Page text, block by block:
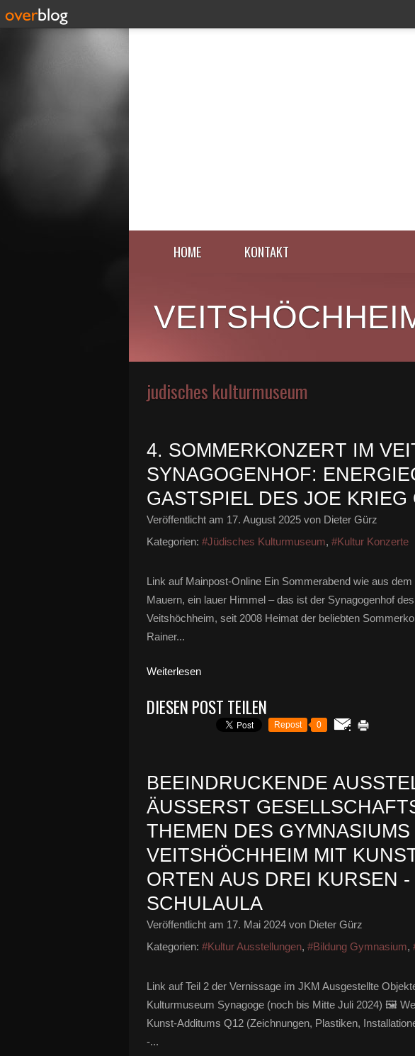
HOME KONTAKT
judisches kulturmuseum
4. SOMMERKONZERT IM
SYNAGOGENHOF:
GASTSPIEL DES JOE KRIEG
Veröffentlicht am 17. August 2025 von Dieter Gürz
Kategorien: #Jüdisches Kulturmuseum, #Kultur Konzerte
Link auf Mainpost-Online Ein Sommerabend wie aus
Mauern, ein lauer Himmel – das ist der Synagogenhof
Veitshöchheim, seit 2008 Heimat der beliebten
Rainer...
Weiterlesen
DIESEN POST TEILEN
Repost 0
BEEINDRUCKENDE
ÄUSSERST
HEMEN DES GYMNASIUMS V
EITSHÖCHHEIM MIT KUNST
RTEN AUS DREI KURSEN -
CHULAULA
Veröffentlicht am 17. Mai 2024 von Dieter Gürz
Kategorien: #Kultur Ausstellungen, #Bildung Gymnasium,
Link auf Teil 2 der Vernissage im JKM Ausgestellte
Kulturmuseum Synagoge (noch bis Mitte Juli 2024) 🖼
Kunst-Additums Q12 (Zeichnungen, Plastiken,
-...